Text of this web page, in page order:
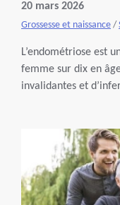
20 mars 2026
Grossesse et naissance /
L’endométriose est
femme sur dix en
invalidantes et
symptômes les plus
envisageables